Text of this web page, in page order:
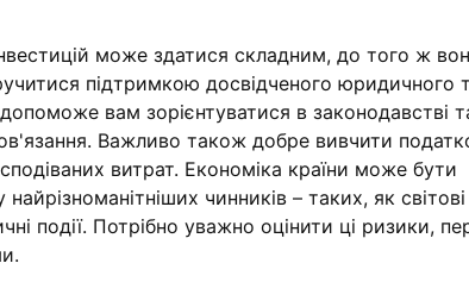
може здатися складним, до того ж
підтримкою досвідченого юридичного
вам зорієнтуватися в законодавстві
Важливо також добре вивчити
витрат. Економіка країни може бути
чинників – таких, як
події. Потрібно уважно оцінити ці ризики,